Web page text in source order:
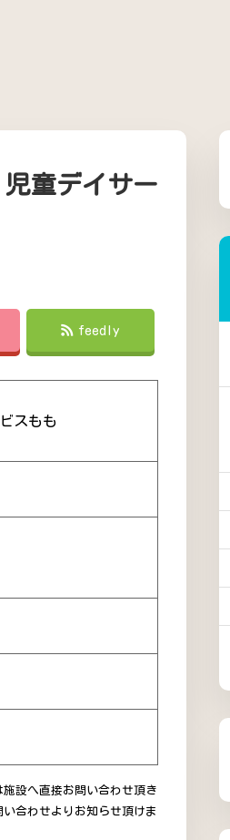
童デイサー
feedly
スもも
設へ直接お問い合わせ頂き
合わせよりお知らせ頂けま